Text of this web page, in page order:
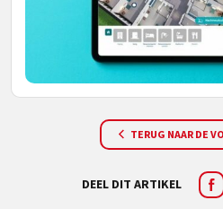
TERUG NAAR DE
DEEL DIT ARTIKEL